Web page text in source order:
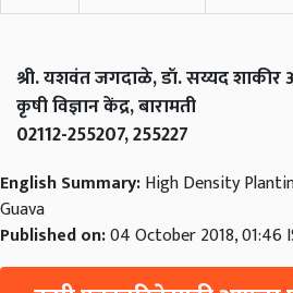
श्री. यशवंत जगदाळे, डॉ. सय्यद शाकीर
कृषी विज्ञान केंद्र, बारामती
02112-255207, 255227
English Summary:High Density
Guava
Published on:04 October 2018, 01:46